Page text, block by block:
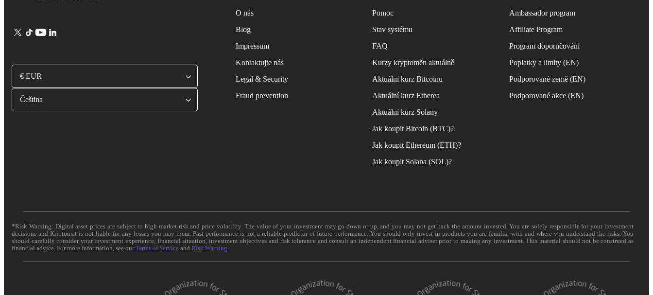
€ EUR
Čeština
O nás
Blog
Impressum
Kontaktujte nás
Legal & Security
Fraud prevention
Pomoc
Stav systému
FAQ
Kurzy kryptoměn aktuálně
Aktuální kurz Bitcoinu
Aktuální kurz Etherea
Aktuální kurz Solany
Jak koupit Bitcoin (BTC)?
Jak koupit Ethereum (ETH)?
Jak koupit Solana (SOL)?
Ambassador program
Affiliate Program
Program doporučování
Poplatky a limity (EN)
Podporované země (EN)
Podporované akce (EN)
*Risk Warning: Digital asset prices are subject to high market risk and price volatility. The value of your investment may go down or up, and you may not get back the amount invested. You are solely responsible for your investment
decisions and Kriptomat is not liable for any losses you may incur. Past performance is not a reliable predictor of future performance. You should only invest in products you are familiar with and where you understand the risks. You
should carefully consider your investment experience, financial situation, investment objectives and risk tolerance and consult an independent financial adviser prior to making any investment. This material should not be construed as
financial advice. For more information, see ourTerms of Service and Risk Warning